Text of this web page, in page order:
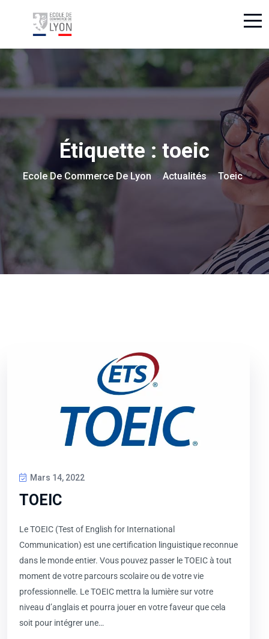
Étiquette : toeic
Ecole De Commerce De Lyon Actualités >Toeic
Mars 14, 2022
TOEIC
Le TOEIC (Test of English for International
Communication) est une certification linguistique reconnue
dans le monde entier. Vous pouvez passer le TOEIC à tout
moment de votre parcours scolaire ou de votre vie
professionnelle. Le TOEIC mettra la lumière sur votre
niveau d’anglais et pourra jouer en votre faveur que cela
soit pour intégrer une…